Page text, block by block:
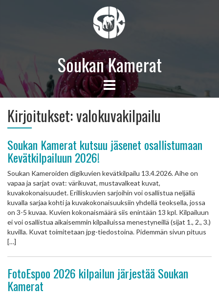
Soukan Kamerat
Kirjoitukset:valokuvakilpailu
Soukan Kamerat kutsuu jäsenet osallistumaan
Kevätkilpailuun 2026!
Soukan Kameroiden digikuvien kevätkilpailu 13.4.2026. Aihe on
vapaa ja sarjat ovat: värikuvat, mustavalkeat kuvat,
kuvakokonaisuudet. Erilliskuvien sarjoihin voi osallistua neljällä
kuvalla sarjaa kohti ja kuvakokonaisuuksiin yhdellä teoksella, jossa
on 3-5 kuvaa. Kuvien kokonaismäärä siis enintään 13 kpl. Kilpailuun
ei voi osallistua aikaisemmin kilpailuissa menestyneillä (sijat 1., 2., 3.)
kuvilla. Kuvat toimitetaan jpg-tiedostoina. Pidemmän sivun pituus
[…]
FotoEspoo 2026 kilpailun järjestää Soukan
Kamerat